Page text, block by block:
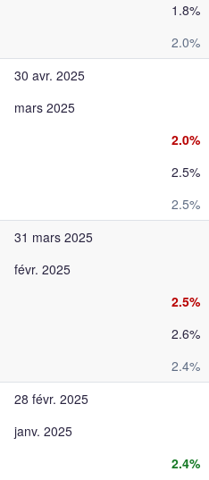
1.8%
2.0%
30 avr. 2025
mars 2025
2.0%
2.5%
2.5%
31 mars 2025
févr. 2025
2.5%
2.6%
2.4%
28 févr. 2025
janv. 2025
2.4%